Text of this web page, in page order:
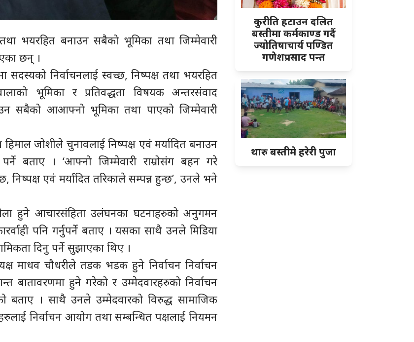
भयरहित बनाउन सबैको भूमिका तथा जिम्मेवारी
छन् ।
सदस्यको निर्वाचनलाई स्वच्छ, निष्पक्ष तथा भयरहित
भूमिका र प्रतिवद्धता विषयक अन्तरसंवाद
सबैको आआफ्नो भूमिका तथा पाएको जिम्मेवारी
जोशीले चुनावलाई निष्पक्ष एवं मर्यादित बनाउन
बताए । ‘आफ्नो जिम्मेवारी राम्रोसंग बहन गरे
एवं मर्यादित तरिकाले सम्पन्न हुन्छ’, उनले भने
हुने आचारसंहिता उलंघनका घटनाहरुको अनुगमन
पनि गर्नुपर्ने बताए । यसका साथै उनले मिडिया
दिनु पर्ने सुझाएका थिए ।
माधव चौधरीले तडक भडक हुने निर्वाचन निर्वाचन
बातावरणमा हुने गरेको र उम्मेदवारहरुको निर्वाचन
बताए । साथै उनले उम्मेदवारको विरुद्ध सामाजिक
निर्वाचन आयोग तथा सम्बन्धित पक्षलाई नियमन
कुरीति हटाउन दलित
बस्तीमा कर्मकाण्ड गर्दै
ज्योतिषाचार्य पण्डित
गणेशप्रसाद पन्त
थारु बस्तीमे हरेरी पुजा